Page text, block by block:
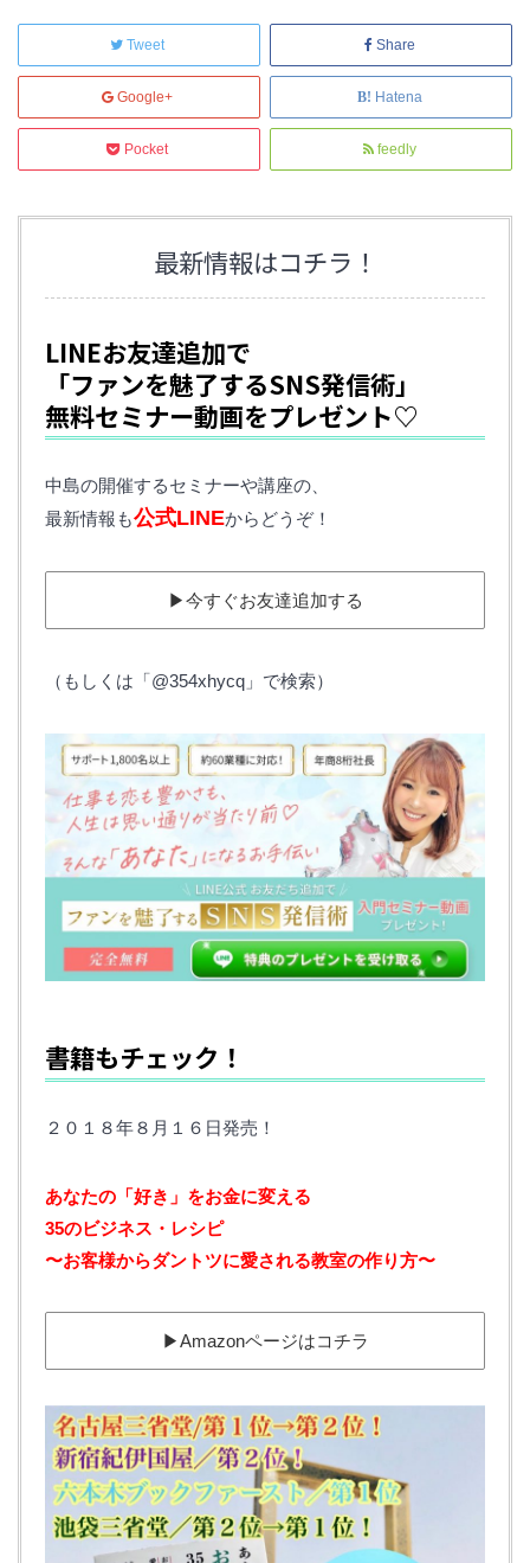
Tweet Share
Google+ Hatena
Pocket feedly
最新情報はコチラ！
LINEお友達追加で
「ファンを魅了するSNS発信術」
無料セミナー動画をプレゼント♡
中島の開催するセミナーや講座の、
最新情報も公式LINEからどうぞ！
▶︎今すぐお友達追加する
（もしくは「@354xhycq」で検索）
書籍もチェック！
２０１８年８月１６日発売！
あなたの「好き」をお金に変える‬ ‪
35のビジネス・レシピ‬
‪〜お客様からダントツに愛される教室の作り方〜
▶︎Amazonページはコチラ